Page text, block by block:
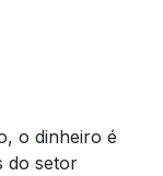
o dinheiro é
do setor